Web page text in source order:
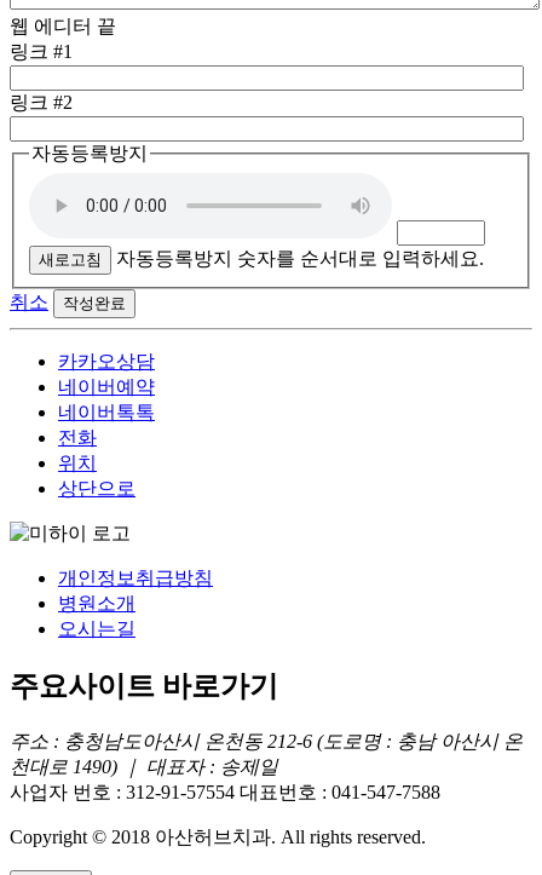
웹 에디터 끝
링크 #1
링크 #2
자동등록방지
새로고침 자동등록방지 숫자를 순서대로 입력하세요.
취소 작성완료
카카오상담
네이버예약
네이버톡톡
전화
위치
상단으로
개인정보취급방침
병원소개
오시는길
주요사이트 바로가기
주소 : 충청남도아산시 온천동 212-6 (도로명 : 충남 아산시 온
천대로 1490) ｜ 대표자 : 송제일
사업자 번호 : 312-91-57554 대표번호 : 041-547-7588
Copyright © 2018 아산허브치과. All rights reserved.